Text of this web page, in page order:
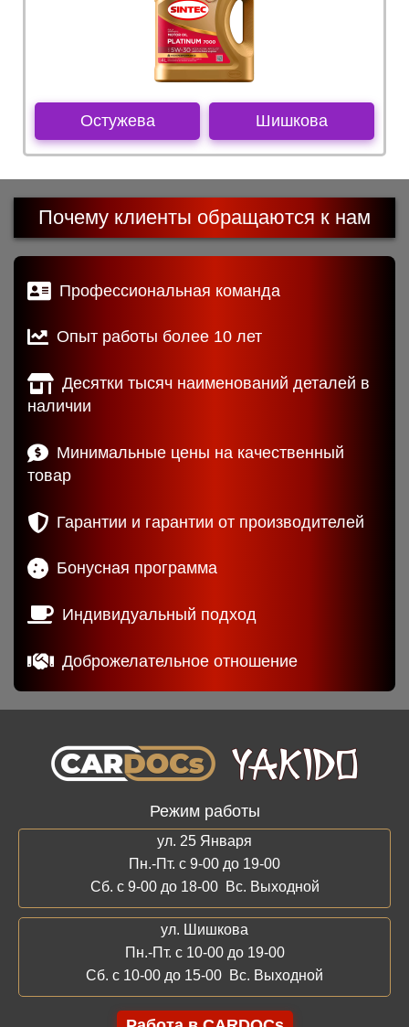
Остужева Шишкова
Почему клиенты обращаются к нам
Профессиональная команда
Опыт работы более 10 лет
Десятки тысяч наименований деталей в
наличии
Минимальные цены на качественный
товар
Гарантии и гарантии от производителей
Бонусная программа
Индивидуальный подход
Доброжелательное отношение
Режим работы
ул. 25 Января
Пн.-Пт. с 9-00 до 19-00
Сб. с 9-00 до 18-00 Вс. Выходной
ул. Шишкова
Пн.-Пт. с 10-00 до 19-00
Сб. с 10-00 до 15-00 Вс. Выходной